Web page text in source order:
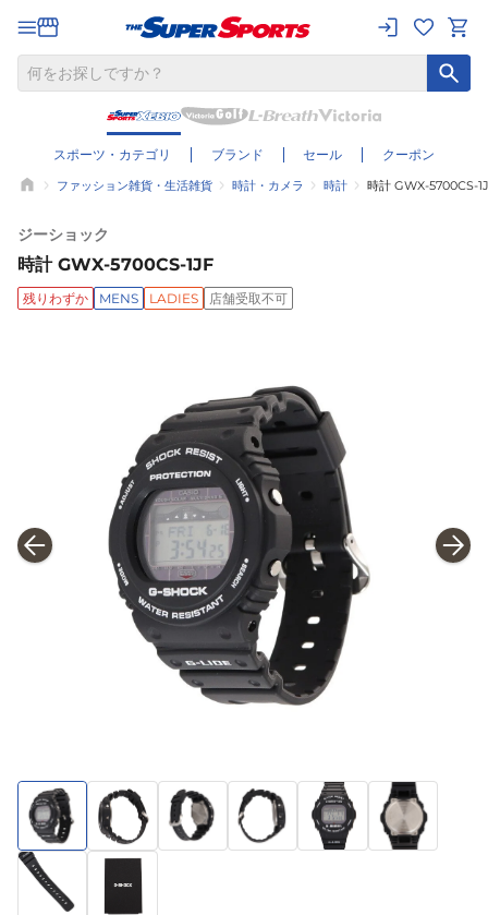
スポーツ・カテゴリ ブランド セール クーポン
ファッション雑貨・生活雑貨 時計・カメラ 時計 時計 GWX-5700CS-
ジーショック
時計 GWX-5700CS-1JF
残りわずか MENS LADIES 店舗受取不可